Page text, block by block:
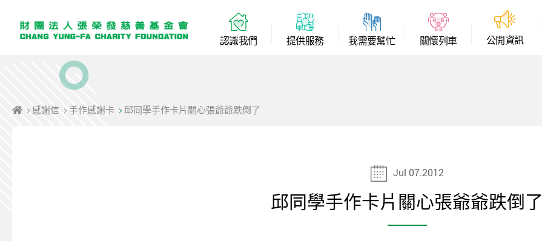
認識我們 提供服務 我需要幫忙 關懷列車 公開資訊
感謝信 手作感謝卡 邱同學手作卡片關心張爺爺跌倒了
Jul 07.2012
邱同學手作卡片關心張爺爺跌倒了